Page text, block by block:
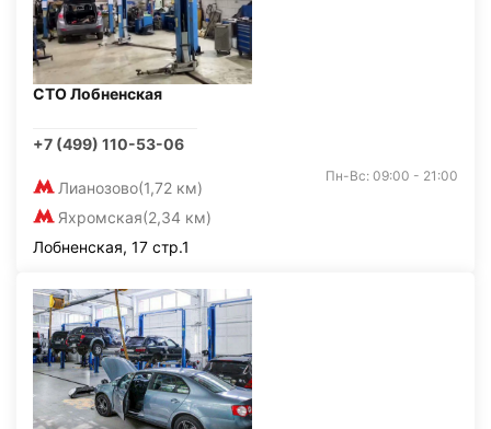
СТО Лобненская
+7 (499) 110-53-06
Лианозово(1,72 км)
Яхромская(2,34 км)
Пн-Вс: 09:00 - 21:00
Лобненская, 17 стр.1